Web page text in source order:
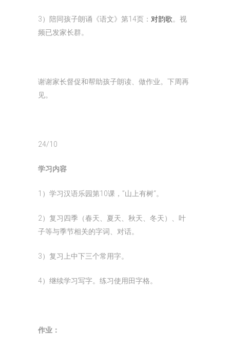
3）陪同孩子朗诵《语文》第14页： 对韵歌。视
频已发家长群。
谢谢家长督促和帮助孩子朗读、做作业。下周再
见。
24/10
学习内容
1）学习汉语乐园第10课，”山上有树“。
2）复习四季（春天、夏天、秋天、冬天）、叶
子等与季节相关的字词、对话。
3）复习上中下三个常用字。
4）继续学习写字。练习使用田字格。
作业：